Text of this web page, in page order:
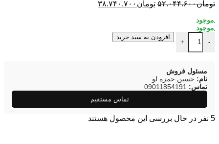
تومان۵۲.۰۴۴.۶۰۰ تومان ۳۸.۷۴۰.۷۰۰
-
+
افزودن به سبد خرید
مسئول فروش
نام: حسین حمزه لو
تماس: 09011854191
تماس مستقیم
5 نفر در حال بررسی این محصول هستند